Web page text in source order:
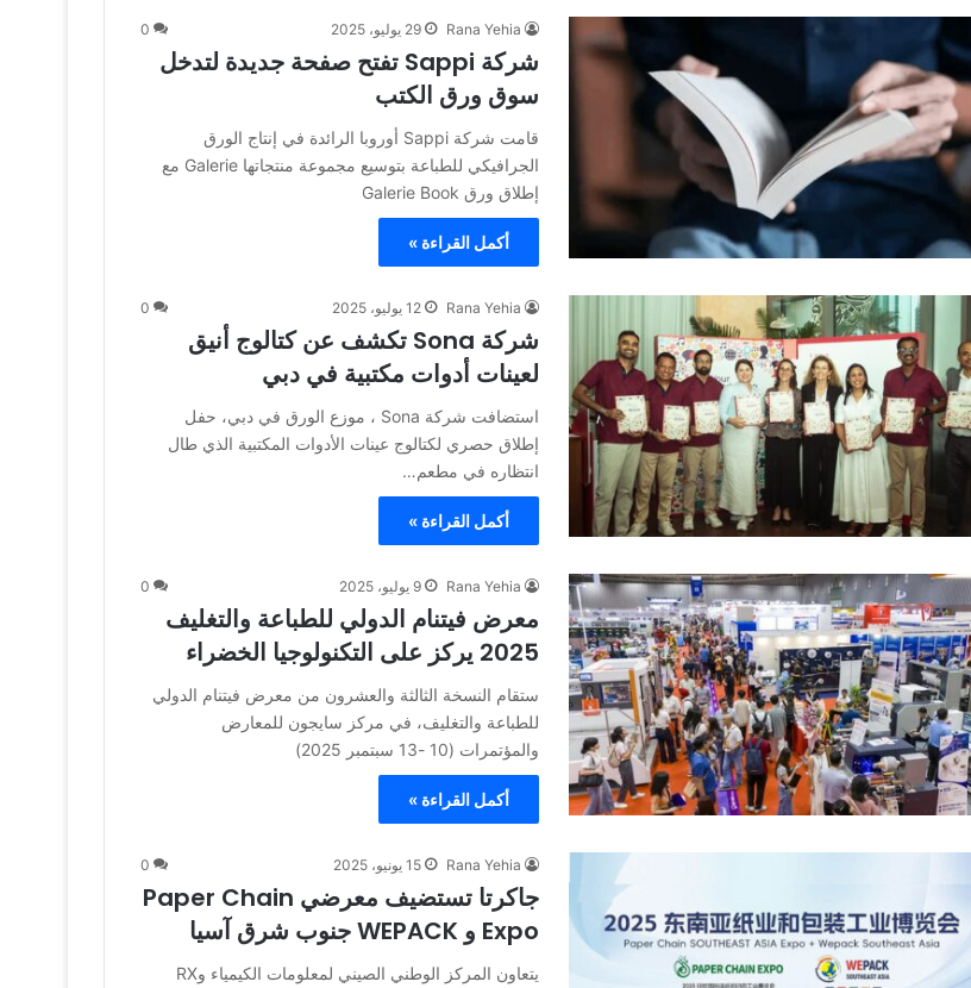
Rana Yehia 29 يوليو، 2025 0
شركة Sappi تفتح صفحة جديدة لتدخل
سوق ورق الكتب
قامت شركة Sappi أوروبا الرائدة في إنتاج الورق
الجرافيكي للطباعة بتوسيع مجموعة منتجاتها Galerie مع
إطلاق ورق Galerie Book
أكمل القراءة »
Rana Yehia 12 يوليو، 2025 0
شركة Sona تكشف عن كتالوج أنيق
لعينات أدوات مكتبية في دبي
استضافت شركة Sona ، موزع الورق في دبي، حفل
إطلاق حصري لكتالوج عينات الأدوات المكتبية الذي طال
انتظاره في مطعم…
أكمل القراءة »
Rana Yehia 9 يوليو، 2025 0
معرض فيتنام الدولي للطباعة والتغليف
2025 يركز على التكنولوجيا الخضراء
ستقام النسخة الثالثة والعشرون من معرض فيتنام الدولي
للطباعة والتغليف، في مركز سايجون للمعارض
والمؤتمرات (10 -13 سبتمبر 2025)
أكمل القراءة »
Rana Yehia 15 يونيو، 2025 0
جاكرتا تستضيف معرضي Paper Chain
Expo و WEPACK جنوب شرق آسيا
يتعاون المركز الوطني الصيني لمعلومات الكيمياء وRX